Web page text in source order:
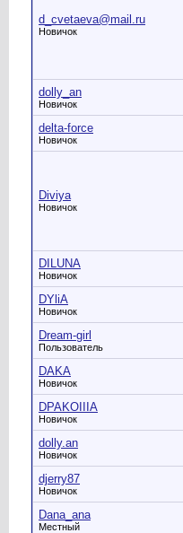
d_cvetaeva@mail.ru
Новичок
dolly_an
Новичок
delta-force
Новичок
Diviya
Новичок
DILUNA
Новичок
DYliA
Новичок
Dream-girl
Пользователь
DAKA
Новичок
DPAKOIIIA
Новичок
dolly.an
Новичок
djerry87
Новичок
Dana_ana
Местный